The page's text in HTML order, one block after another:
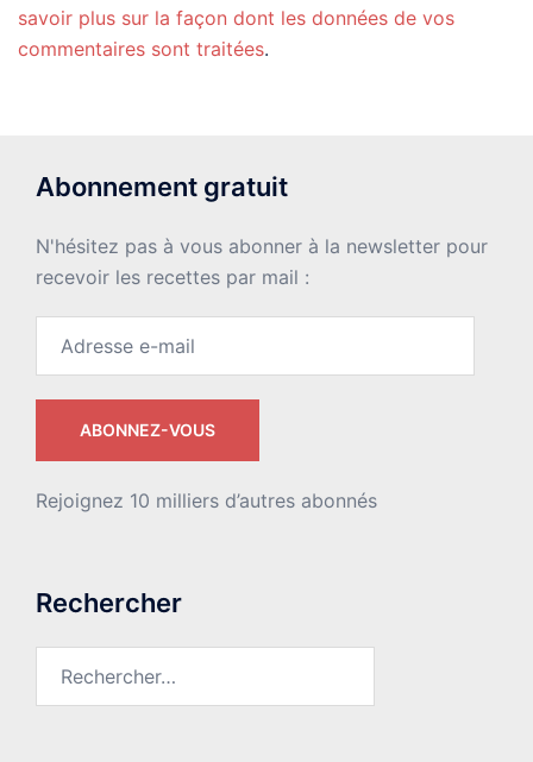
savoir plus sur la façon dont les données de vos
commentaires sont traitées.
Abonnement gratuit
N'hésitez pas à vous abonner à la newsletter pour
recevoir les recettes par mail :
ABONNEZ-VOUS
Rejoignez 10 milliers d’autres abonnés
Rechercher